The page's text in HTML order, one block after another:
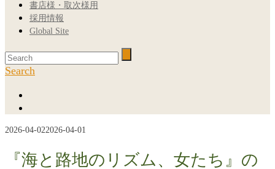
書店様・取次様用
採用情報
Global Site
Search
2026-04-022026-04-01
『海と路地のリズム、女たち』の